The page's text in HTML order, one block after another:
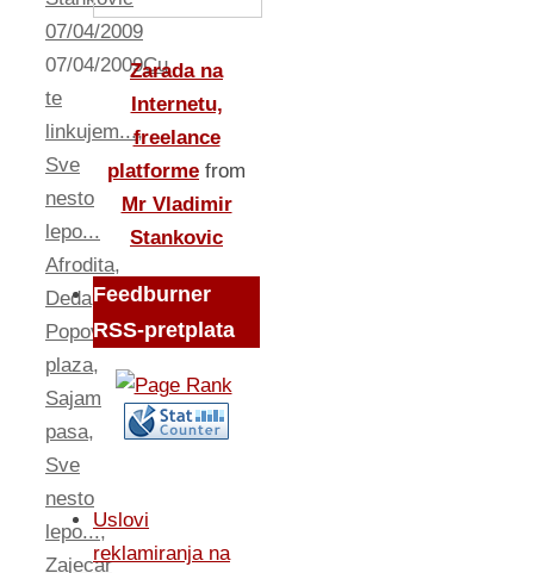
07/04/2009
07/04/2009Cu
te
linkujem...,
Sve
nesto
lepo...
Afrodita,
Deda,
Popova
plaza,
Sajam
pasa,
Sve
nesto
lepo...,
Zajecar
Zarada na
Internetu,
freelance
platforme from
Mr Vladimir
Stankovic
Feedburner
RSS-pretplata
Uslovi
reklamiranja na